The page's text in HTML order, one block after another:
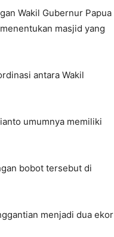
Wakil Gubernur Papua
masjid yang
antara Wakil
umumnya memiliki
bobot tersebut di
menjadi dua ekor